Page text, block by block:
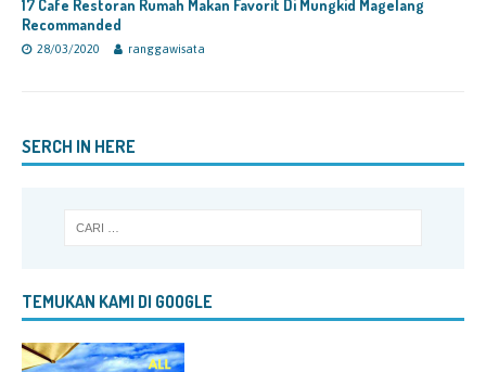
17 Cafe Restoran Rumah Makan Favorit Di Mungkid Magelang
Recommanded
28/03/2020 ranggawisata
SERCH IN HERE
TEMUKAN KAMI DI GOOGLE